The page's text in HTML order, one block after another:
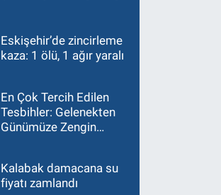
Eskişehir’de zincirleme
kaza: 1 ölü, 1 ağır yaralı
En Çok Tercih Edilen
Tesbihler: Gelenekten
Günümüze Zengin
Kalabak damacana su
fiyatı zamlandı